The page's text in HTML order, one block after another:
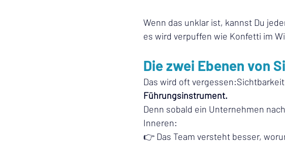
Wenn das unklar ist, kannst Du
es wird verpuffen wie Konfetti im
Die zwei Ebenen von
Das wird oft
Führungsinstrument.
Denn sobald ein Unternehmen
Inneren:
👉 Das Team versteht besser,